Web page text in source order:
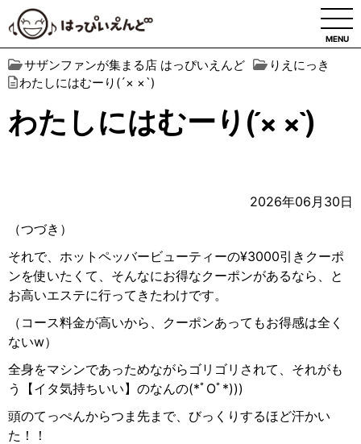
MENU
サザンファンが集まる店 はっぴいえんど
りえにっき
わたしにはむーり(´× ×`)
わたしにはむーり(´× ×`)
2026年06月30日
（つづき）
それで、ホットペッバービューティーの¥3000引きクーポ
ンを使いたくて、そんなにお得なクーポンがあるなら、と
お高いエステに行ってきたわけです。
（コース料金が高いから、クーポンあってもお得感は全く
ないw）
全身をマシンであっためながらゴリゴリされて、それがも
う【イタ気持ちいい】のなんの(*ﾟOﾟ *)))
頭のてっぺんからつま先まで、びっくりするほど汗かい
た！！